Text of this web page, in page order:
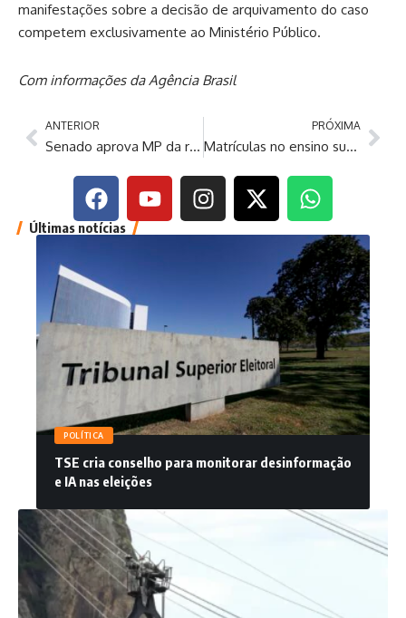
manifestações sobre a decisão de arquivamento do caso
competem exclusivamente ao Ministério Público.
Com informações da Agência Brasil
ANTERIOR
Senado aprova MP da renovação automática da CNH para bons condutores
PRÓXIMA
Matrículas no ensino superior mais que dobraram no mundo
Últimas notícias
POLÍTICA
TSE cria conselho para monitorar desinformação
e IA nas eleições